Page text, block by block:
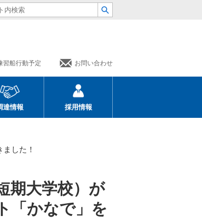
習船行動予定 お問い合わせ
達情報 採用情報
した！
期大学校）が
「かなで」を